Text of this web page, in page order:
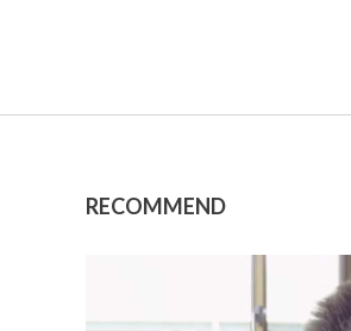
RECOMMEND